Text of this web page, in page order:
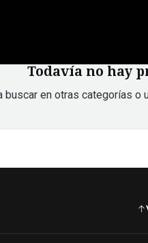
Todavía no hay
buscar en otras categorías o